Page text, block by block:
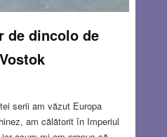
de dincolo de
serii am văzut Europa
am călătorit în Imperiul